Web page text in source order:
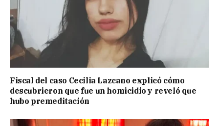
Fiscal del caso Cecilia Lazcano explicó cómo
descubrieron que fue un homicidio y reveló que
hubo premeditación